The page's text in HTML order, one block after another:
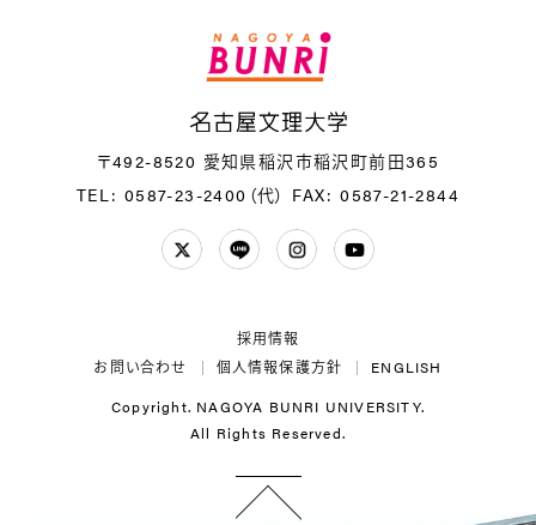
〒492-8520 愛知県稲沢市稲沢町前田365
TEL: 0587-23-2400（代） FAX: 0587-21-2844
ENGLISH
個人情報保護方針
お問い合わせ
採用情報
Copyright. NAGOYA BUNRI UNIVERSITY.
All Rights Reserved.